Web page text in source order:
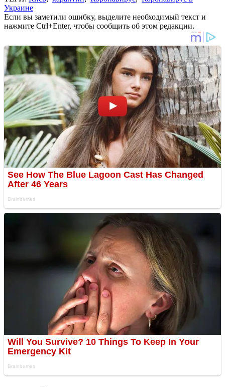
Украине
Если вы заметили ошибку, выделите необходимый текст и
нажмите Ctrl+Enter, чтобы сообщить об этом редакции.